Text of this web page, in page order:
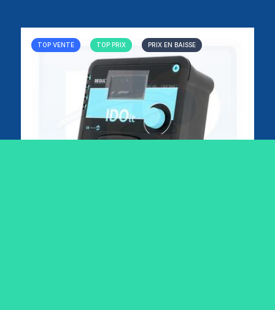
TOP VENTE TOP PRIX PRIX EN BAISSE